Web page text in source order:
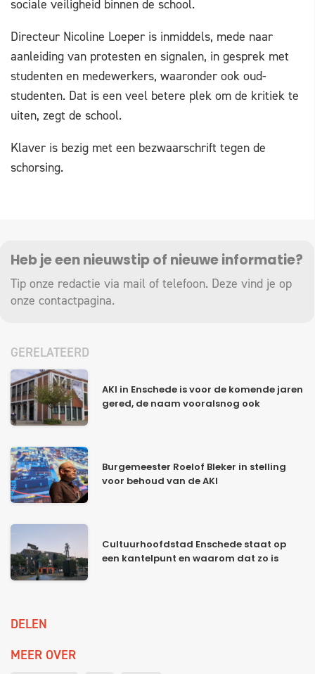
sociale veiligheid binnen de school.
Directeur Nicoline Loeper is inmiddels, mede naar
aanleiding van protesten en signalen, in gesprek met
studenten en medewerkers, waaronder ook oud-
studenten. Dat is een veel betere plek om de kritiek te
uiten, zegt de school.
Klaver is bezig met een bezwaarschrift tegen de
schorsing.
Heb je een nieuwstip of nieuwe informatie?
Tip onze redactie via mail of telefoon. Deze vind je op
onze contactpagina.
GERELATEERD
AKI in Enschede is voor de komende jaren
gered, de naam vooralsnog ook
Burgemeester Roelof Bleker in stelling
voor behoud van de AKI
Cultuurhoofdstad Enschede staat op
een kantelpunt en waarom dat zo is
DELEN
MEER OVER